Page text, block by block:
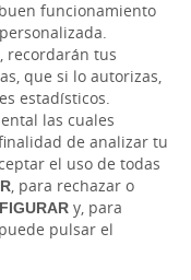
funcionamiento
recordarán tus
que si lo autorizas,
estadísticos.
las cuales
de analizar tu
el uso de todas
, para rechazar o
y, para
pulsar el
legal
Política de cookies